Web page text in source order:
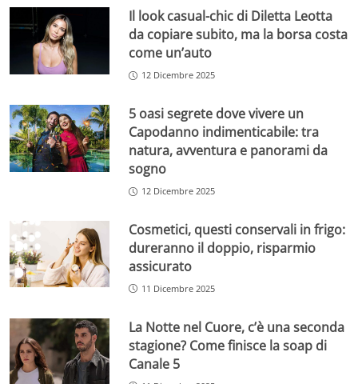
Il look casual-chic di Diletta Leotta
da copiare subito, ma la borsa costa
come un’auto
12 Dicembre 2025
5 oasi segrete dove vivere un
Capodanno indimenticabile: tra
natura, avventura e panorami da
sogno
12 Dicembre 2025
Cosmetici, questi conservali in frigo:
dureranno il doppio, risparmio
assicurato
11 Dicembre 2025
La Notte nel Cuore, c’è una seconda
stagione? Come finisce la soap di
Canale 5